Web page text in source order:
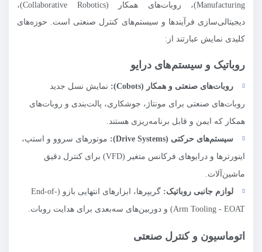
Manufacturing)، روبات‌های همکار (Collaborative Robotics)،
دیجیتالی‌سازی فرآیندها و سیستم‌های کنترل صنعتی است. حوزه‌های
کلیدی نمایش عبارتند از:
روباتیک و سیستم‌های درایو
روبات‌های صنعتی و همکار (Cobots
): نمایش نسل جدید
روبات‌های صنعتی برای مونتاژ، جوشکاری، پالت‌بندی و روبات‌های
همکار که ایمن و قابل برنامه‌ریزی هستند.
سیستم‌های حرکتی (Drive Systems
): موتورهای سروو و استپ،
اینورترها و درایوهای فرکانس متغیر (VFD) برای کنترل دقیق
ماشین‌آلات.
لوازم جانبی روباتیک:
گریپرها، ابزارهای انتهایی بازو (End-of-
Arm Tooling - EOAT) و دوربین‌های سه‌بعدی برای هدایت روبات.
اتوماسیون و کنترل صنعتی